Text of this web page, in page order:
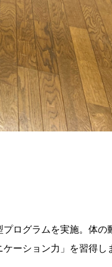
ログラムを実施。体の
ーション力」を習得し